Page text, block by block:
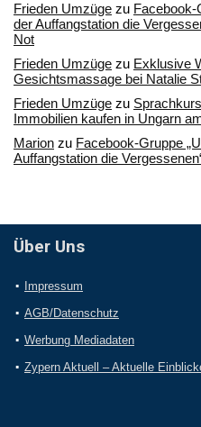
Frieden Umzüge zu Facebook-
der Auffangstation die
Not
Frieden Umzüge zu Exklusive
Gesichtsmassage bei Natalie
Frieden Umzüge zu
Immobilien kaufen in Ungarn
Marion zu Facebook-Gruppe
Auffangstation die
Über Uns
Impressum
AGB/Datenschutz
Werbung Mediadaten
Zypern Aktuell – Aktuelle